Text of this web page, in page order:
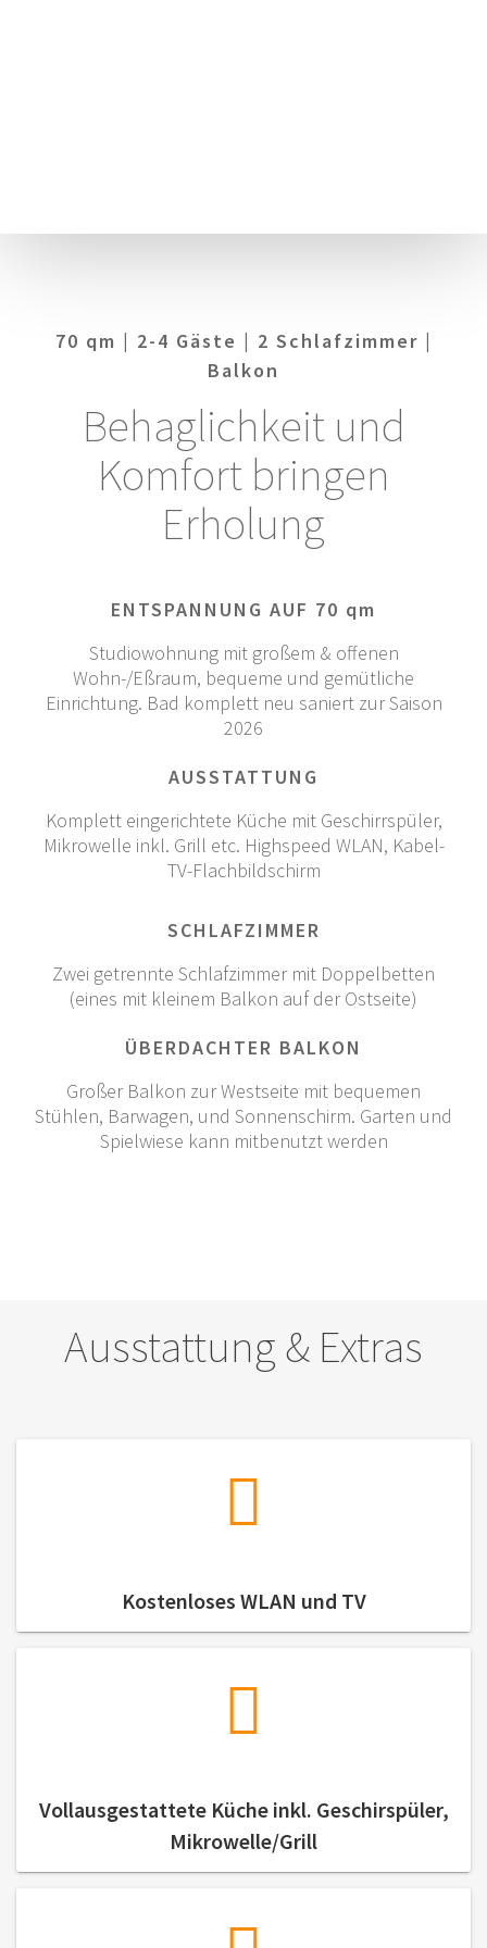
70 qm | 2-4 Gäste | 2 Schlafzimmer |
Balkon
Behaglichkeit und
Komfort bringen
Erholung
ENTSPANNUNG AUF 70 qm
Studiowohnung mit großem & offenen
Wohn-/Eßraum, bequeme und gemütliche
Einrichtung. Bad komplett neu saniert zur Saison
2026
AUSSTATTUNG
Komplett eingerichtete Küche mit Geschirrspüler,
Mikrowelle inkl. Grill etc. Highspeed WLAN, Kabel-
TV-Flachbildschirm
SCHLAFZIMMER
Zwei getrennte Schlafzimmer mit Doppelbetten
(eines mit kleinem Balkon auf der Ostseite)
ÜBERDACHTER BALKON
Großer Balkon zur Westseite mit bequemen
Stühlen, Barwagen, und Sonnenschirm. Garten und
Spielwiese kann mitbenutzt werden
Ausstattung & Extras
Kostenloses WLAN und TV
Vollausgestattete Küche inkl. Geschirspüler,
Mikrowelle/Grill